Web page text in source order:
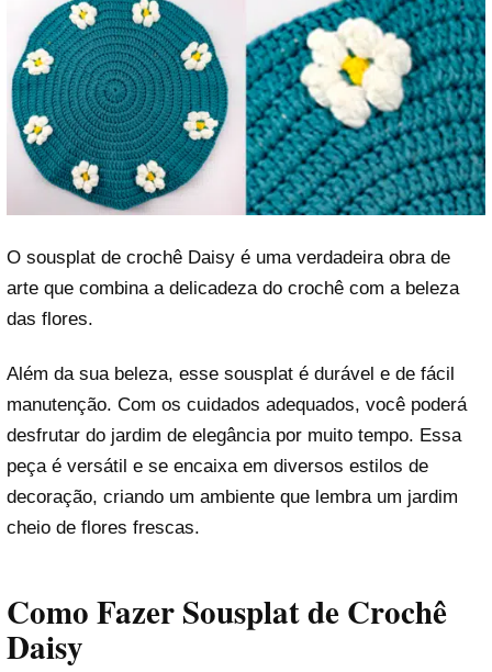
O sousplat de crochê Daisy é uma verdadeira obra de
arte que combina a delicadeza do crochê com a beleza
das flores.
Além da sua beleza, esse sousplat é durável e de fácil
manutenção. Com os cuidados adequados, você poderá
desfrutar do jardim de elegância por muito tempo. Essa
peça é versátil e se encaixa em diversos estilos de
decoração, criando um ambiente que lembra um jardim
cheio de flores frescas.
Como Fazer Sousplat de Crochê
Daisy